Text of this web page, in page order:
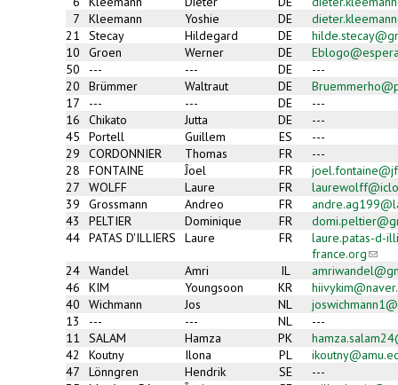
e-
mail)
7
Kleemann Yoshie DE
21
Stecay Hildegard DE
10
Groen Werner DE
50
--- --- DE
---
20
Brümmer Waltraut DE
17
--- --- DE
---
16
Chikato Jutta DE
---
45
Portell Guillem ES
---
29
CORDONNIER Thomas FR
---
28
FONTAINE Ĵoel FR
27
WOLFF Laure FR
39
Grossmann Andreo FR
43
PELTIER Dominique FR
44 PATAS D'ILLIERS Laure FR
laure.patas-d-
france.org(link
sends
e-
mail)
24 Wandel Amri IL
46
KIM Youngsoon KR
40
Wichmann Jos NL
13
--- --- NL
---
11
SALAM Hamza PK
42
Koutny Ilona PL
47
Lönngren Hendrik SE
---